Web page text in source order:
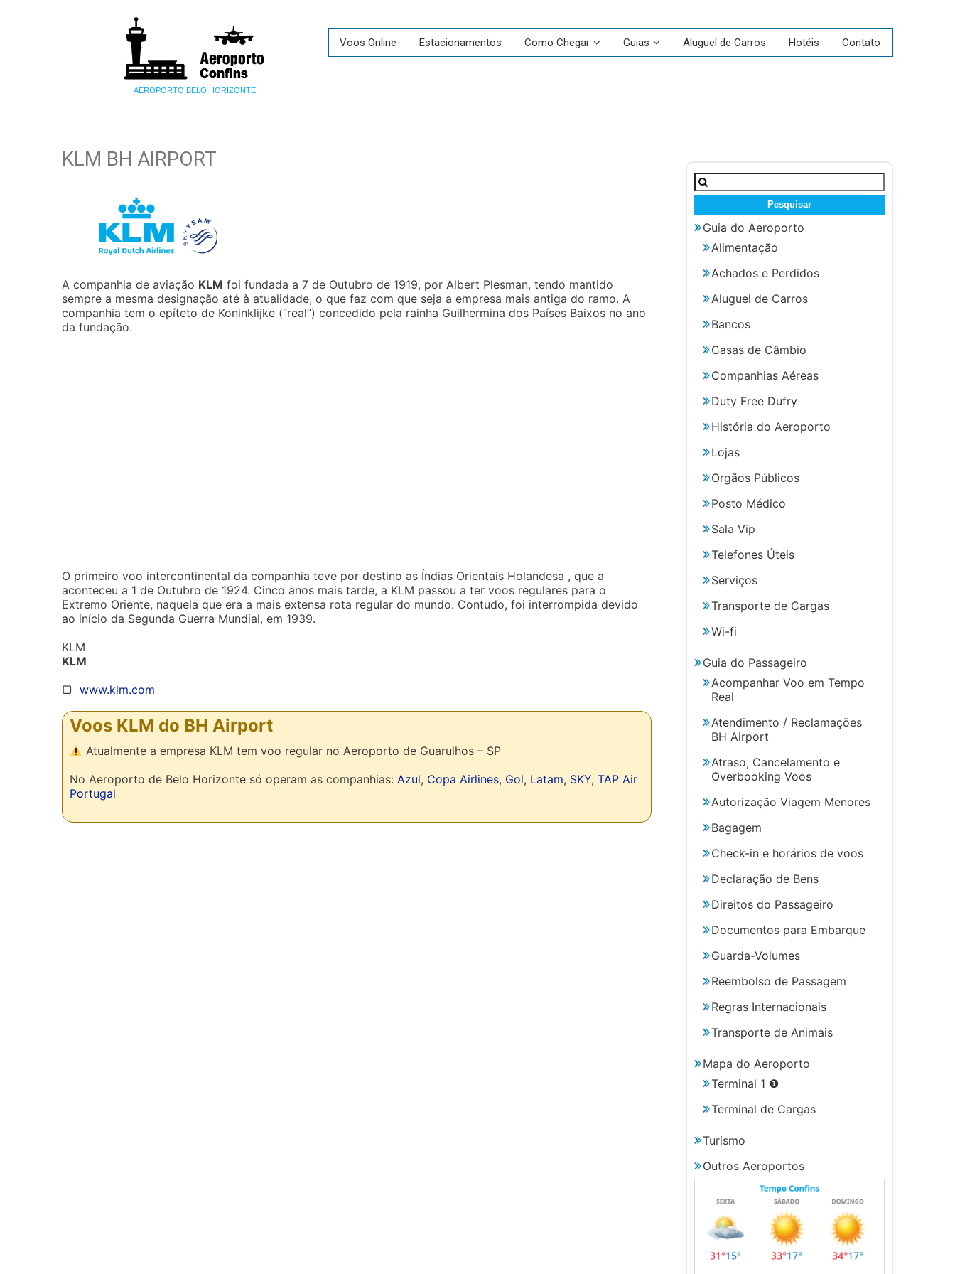
AEROPORTO BELO HORIZONTE
Voos Online Estacionamentos Como Chegar Guias Aluguel de Carros Hotéis Contato
KLM BH AIRPORT
A companhia de aviação KLM foi fundada a 7 de Outubro de 1919, por Albert Plesman, tendo mantido
sempre a mesma designação até à atualidade, o que faz com que seja a empresa mais antiga do ramo. A
companhia tem o epíteto de Koninklijke (“real”) concedido pela rainha Guilhermina dos Países Baixos no ano
da fundação.
O primeiro voo intercontinental da companhia teve por destino as Índias Orientais Holandesa , que a
aconteceu a 1 de Outubro de 1924. Cinco anos mais tarde, a KLM passou a ter voos regulares para o
Extremo Oriente, naquela que era a mais extensa rota regular do mundo. Contudo, foi interrompida devido
ao início da Segunda Guerra Mundial, em 1939.
KLM
KLM
▢ www.klm.com
Voos KLM do BH Airport
Atualmente a empresa KLM tem voo regular no Aeroporto de Guarulhos – SP
No Aeroporto de Belo Horizonte só operam as companhias: Azul, Copa Airlines, Gol, Latam, SKY, TAP Air
Portugal
Pesquisar
por:
Guia do Aeroporto
Alimentação
Achados e Perdidos
Aluguel de Carros
Bancos
Casas de Câmbio
Companhias Aéreas
Duty Free Dufry
História do Aeroporto
Lojas
Orgãos Públicos
Posto Médico
Sala Vip
Telefones Úteis
Serviços
Transporte de Cargas
Wi-fi
Guia do Passageiro
Acompanhar Voo em Tempo
Real
Atendimento / Reclamações
BH Airport
Atraso, Cancelamento e
Overbooking Voos
Autorização Viagem Menores
Bagagem
Check-in e horários de voos
Declaração de Bens
Direitos do Passageiro
Documentos para Embarque
Guarda-Volumes
Reembolso de Passagem
Regras Internacionais
Transporte de Animais
Mapa do Aeroporto
Terminal 1 ❶
Terminal de Cargas
Turismo
Outros Aeroportos